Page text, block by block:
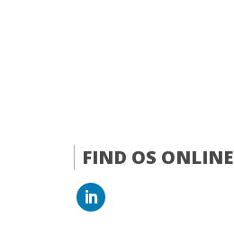
FIND OS ONLINE